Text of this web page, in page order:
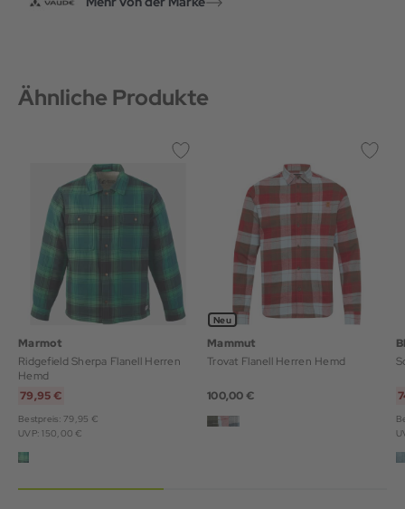
Ähnliche Produkte
Marmot
Ridgefield Sherpa Flanell Herren
Hemd
79,95 €
Bestpreis: 79,95 €
UVP: 150,00 €
Neu
Mammut
Trovat Flanell Herren Hemd
100,00 €